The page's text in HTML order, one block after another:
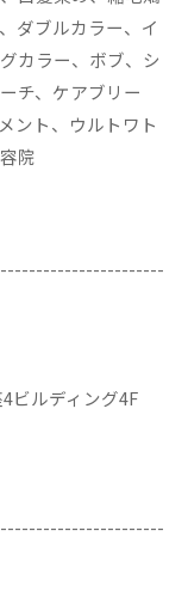
ダブルカラー、イ
カラー、ボブ、シ
チ、ケアブリー
ント、ウルトワト
院
ビルディング4F